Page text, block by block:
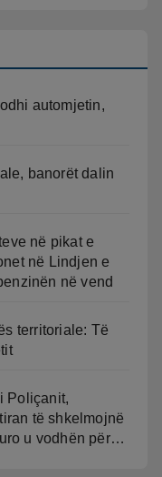
automjetin,
banorët dalin
në pikat e
në Lindjen e
në vend
territoriale: Të
Poliçanit,
të shkelmojnë
u vodhën për…